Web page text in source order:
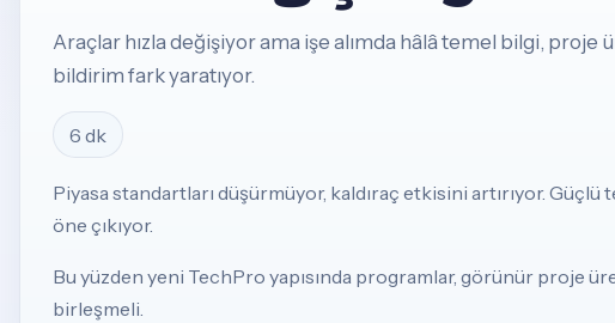
Araçlar hızla değişiyor ama işe alımda hâlâ temel bilgi, proje
bildirim fark yaratıyor.
6 dk
Piyasa standartları düşürmüyor, kaldıraç etkisini artırıyor.
öne çıkıyor.
Bu yüzden yeni TechPro yapısında programlar, görünür proje
birleşmeli.